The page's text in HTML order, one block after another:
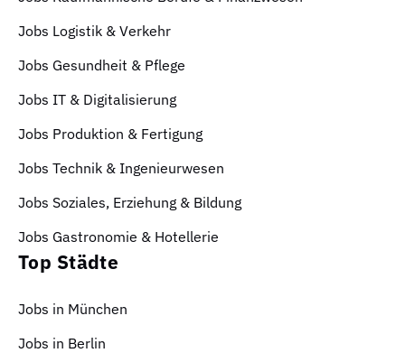
Jobs Logistik & Verkehr
Jobs Gesundheit & Pflege
Jobs IT & Digitalisierung
Jobs Produktion & Fertigung
Jobs Technik & Ingenieurwesen
Jobs Soziales, Erziehung & Bildung
Jobs Gastronomie & Hotellerie
Top Städte
Jobs in München
Jobs in Berlin